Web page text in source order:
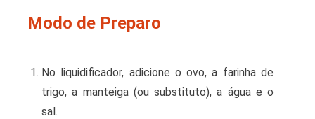
Modo de Preparo
No liquidificador, adicione o ovo, a farinha de
trigo, a manteiga (ou substituto), a água e o
sal.